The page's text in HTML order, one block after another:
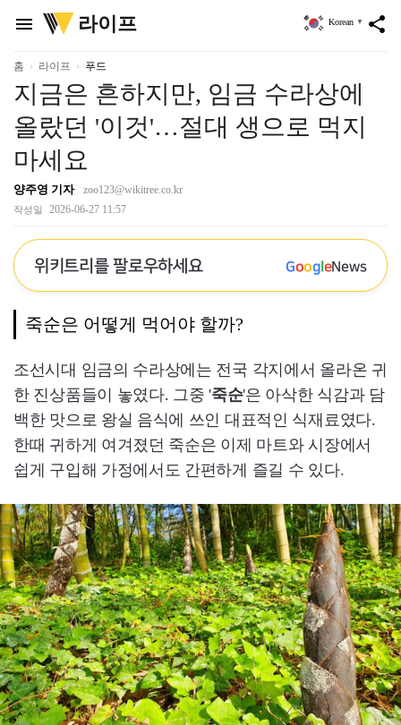
menu
위
키
리
라이프 share
Korean ▼
홈 라이프 푸드
지금은 흔하지만, 임금 수라상에
올랐던 '이것'…절대 생으로 먹지
마세요
양주영 기자 zoo123@wikitree.co.kr
작성일 2026-06-27 11:57
위키트리를 팔로우하세요 GoogleNews
죽순은 어떻게 먹어야 할까?
조선시대 임금의 수라상에는 전국 각지에서 올라온 귀
한 진상품들이 놓였다. 그중 '죽순'은 아삭한 식감과 담
백한 맛으로 왕실 음식에 쓰인 대표적인 식재료였다.
한때 귀하게 여겨졌던 죽순은 이제 마트와 시장에서
쉽게 구입해 가정에서도 간편하게 즐길 수 있다.